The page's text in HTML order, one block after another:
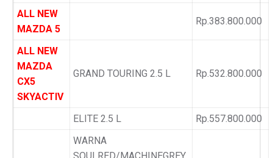
ALL NEW
MAZDA 5
Rp.383.800.000
ALL NEW
MAZDA
CX5
SKYACTIV
GRAND TOURING 2.5 L Rp.532.800.000
ELITE 2.5 L
Rp.557.800.000
WARNA